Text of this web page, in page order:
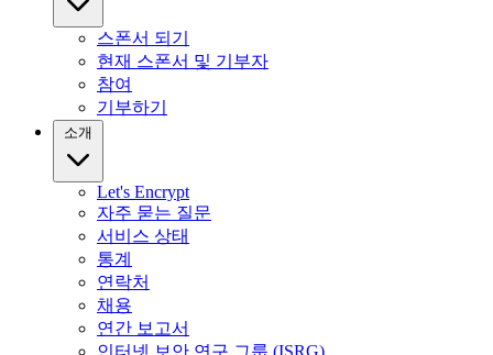
스폰서 되기
현재 스폰서 및 기부자
참여
기부하기
소개
Let's Encrypt
자주 묻는 질문
서비스 상태
통계
연락처
채용
연간 보고서
인터넷 보안 연구 그룹 (ISRG)